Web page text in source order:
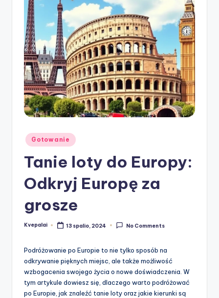
Posted
in
Gotowanie
Tanie loty do Europy:
Odkryj Europę za
grosze
Posted
Kvepalai 13 spalio, 2024 No Comments
Podróżowanie po Europie to nie tylko sposób na
odkrywanie pięknych miejsc, ale także możliwość
wzbogacenia swojego życia o nowe doświadczenia. W
tym artykule dowiesz się, dlaczego warto podróżować
po Europie, jak znaleźć tanie loty oraz jakie kierunki są